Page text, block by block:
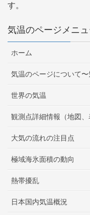
す。
気温のページメニ
ホーム
気温のページについて
世界の気温
観測点詳細情報（地図、
大気の流れの注目点
極域海氷面積の動向
熱帯擾乱
日本国内気温概況